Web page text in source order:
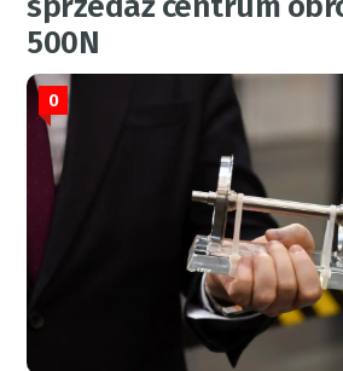
500N
0